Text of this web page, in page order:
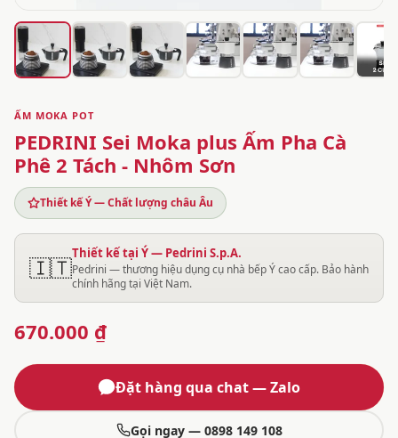
ẤM MOKA POT
PEDRINI Sei Moka plus Ấm Pha Cà
Phê 2 Tách - Nhôm Sơn
Thiết kế Ý — Chất lượng châu Âu
🇮🇹Thiết kế tại Ý — Pedrini S.p.A.
Pedrini — thương hiệu dụng cụ nhà bếp Ý cao cấp. Bảo hành
chính hãng tại Việt Nam.
670.000 ₫
Đặt hàng qua chat — Zalo
Gọi ngay — 0898 149 108